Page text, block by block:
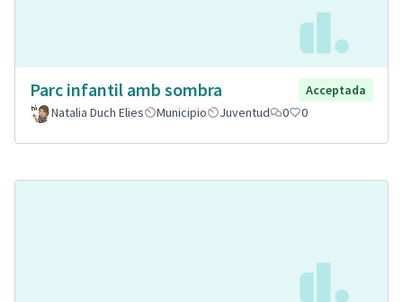
Parc infantil amb sombra
Acceptada
Natalia Duch Elies
Municipio Juventud 0 0